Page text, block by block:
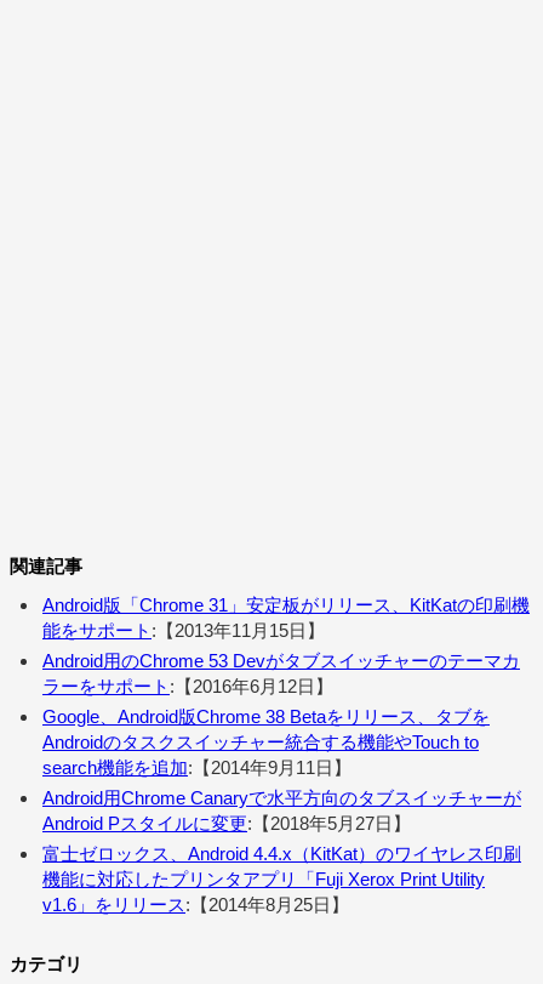
関連記事
Android版「Chrome 31」安定板がリリース、KitKatの印刷機
能をサポート :【2013年11月15日】
Android用のChrome 53 Devがタブスイッチャーのテーマカ
ラーをサポート :【2016年6月12日】
Google、Android版Chrome 38 Betaをリリース、タブを
Androidのタスクスイッチャー統合する機能やTouch to
search機能を追加:【2014年9月11日】
Android用Chrome Canaryで水平方向のタブスイッチャーが
Android Pスタイルに変更:【2018年5月27日】
富士ゼロックス、Android 4.4.x（KitKat）のワイヤレス印刷
機能に対応したプリンタアプリ「Fuji Xerox Print Utility
v1.6」をリリース:【2014年8月25日】
カテゴリ